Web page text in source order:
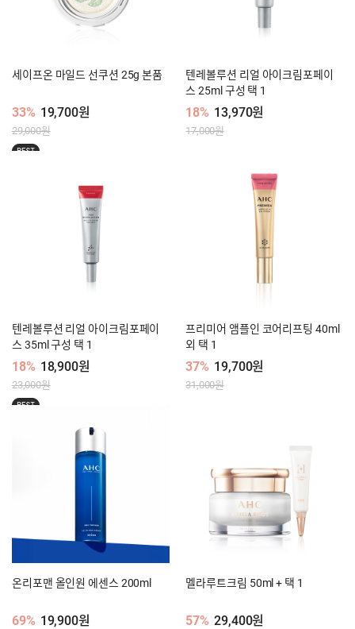
세이프온 마일드 선쿠션 25g 본품
33% 19,700원
29,000원
BEST
텐레볼루션 리얼 아이크림포페이
스 25ml 구성 택 1
18% 13,970원
17,000원
텐레볼루션 리얼 아이크림포페이
스 35ml 구성 택 1
18% 18,900원
23,000원
BEST
프리미어 앰플인 코어리프팅 40ml
외 택 1
37% 19,700원
31,000원
온리포맨 올인원 에센스 200ml
69% 19,900원
멜라루트크림 50ml + 택 1
57% 29,400원